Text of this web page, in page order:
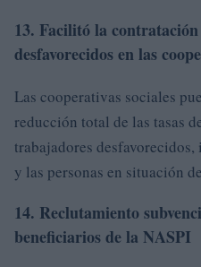
13. Facilitó la
desfavorecidos en las
Las cooperativas sociales
reducción total de las tasas
trabajadores
y las personas en situación
14. Reclutamiento
beneficiarios de la NASPI